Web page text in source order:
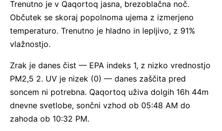
Trenutno je v Qaqortoq jasna, brezoblačna noč.
Občutek se skoraj popolnoma ujema z izmerjeno
temperaturo. Trenutno je hladno in lepljivo, z 91%
vlažnostjo.
Zrak je danes čist — EPA indeks 1, z nizko vrednostjo
PM2,5 2. UV je nizek (0) — danes zaščita pred
soncem ni potrebna. Qaqortoq uživa dolgih 16h 44m
dnevne svetlobe, sončni vzhod ob 05:48 AM do
zahoda ob 10:32 PM.